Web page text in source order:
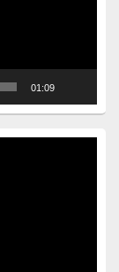
01:09